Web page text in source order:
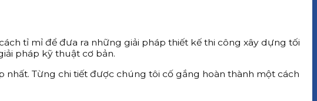
tỉ mỉ để đưa ra những giải pháp thiết kế thi công xây dựng tối
pháp kỹ thuật cơ bản.
Từng chi tiết được chúng tôi cố gắng hoàn thành một cách